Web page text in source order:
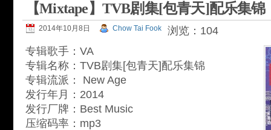
【Mixtape】TVB剧集[包青天]配乐集锦
2014年10月8日 Chow Tai Fook
浏览：104
专辑歌手：VA
专辑名称：TVB剧集[包青天]配乐集锦
专辑流派： New Age
发行年月：2014
发行厂牌：Best Music
压缩码率：mp3